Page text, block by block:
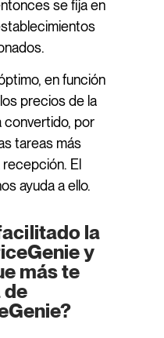
se fija en
en función
precios de la
convertido, por
tareas más
El
ayuda a ello.
la
y
más te
de